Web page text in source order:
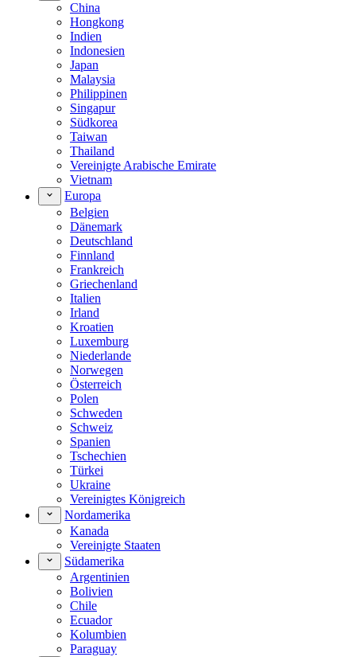
China
Hongkong
Indien
Indonesien
Japan
Malaysia
Philippinen
Singapur
Südkorea
Taiwan
Thailand
Vereinigte Arabische Emirate
Vietnam
Europa
Belgien
Dänemark
Deutschland
Finnland
Frankreich
Griechenland
Italien
Irland
Kroatien
Luxemburg
Niederlande
Norwegen
Österreich
Polen
Schweden
Schweiz
Spanien
Tschechien
Türkei
Ukraine
Vereinigtes Königreich
Nordamerika
Kanada
Vereinigte Staaten
Südamerika
Argentinien
Bolivien
Chile
Ecuador
Kolumbien
Paraguay